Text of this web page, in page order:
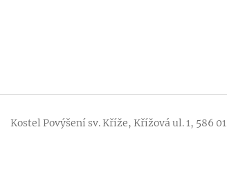
sv. Kříže, Křížová ul. 1, 586 01